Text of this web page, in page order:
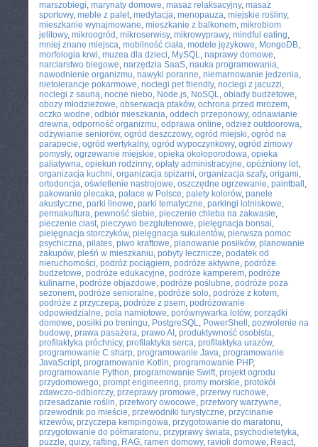
marszobiegi, marynaty domowe, masaż relaksacyjny, masaż
sportowy, meble z palet, medytacja, menopauza, miejskie rośliny,
mieszkanie wynajmowane, mieszkanie z balkonem, mikrobiom
jelitowy, mikroogród , mikroserwisy, mikrowyprawy, mindful eating,
mniej znane miejsca, mobilność ciała, modele językowe, MongoDB,
morfologia krwi, muzea dla dzieci, MySQL, naprawy domowe,
narciarstwo biegowe, narzędzia SaaS, nauka programowania,
nawodnienie organizmu, nawyki poranne, niemarnowanie jedzenia,
nietolerancje pokarmowe, noclegi pet friendly, noclegi z jacuzzi,
noclegi z sauną, nocne niebo, Node.js, NoSQL, obiady budżetowe,
obozy młodzieżowe, obserwacja ptaków, ochrona przed mrozem,
oczko wodne, odbiór mieszkania, oddech przeponowy, odnawianie
drewna, odporność organizmu, odprawa online, odzież outdoorowa,
odżywianie seniorów, ogród deszczowy, ogród miejski, ogród na
parapecie, ogród wertykalny, ogród wypoczynkowy, ogród zimowy
pomysły, ogrzewanie miejskie, opieka okołoporodowa, opieka
paliatywna, opiekun rodzinny, opłaty administracyjne, opóźniony lot,
organizacja kuchni, organizacja spiżarni, organizacja szafy, origami,
ortodoncja, oświetlenie nastrojowe, oszczędne ogrzewanie, paintball ,
pakowanie plecaka, pałace w Polsce, palety kolorów, panele
akustyczne, parki linowe, parki tematyczne, parkingi lotniskowe,
permakultura, pewność siebie, pieczenie chleba na zakwasie,
pieczenie ciast, pieczywo bezglutenowe, pielęgnacja bonsai,
pielęgnacja storczyków, pielęgnacja sukulentów, pierwsza pomoc
psychiczna, pilates, piwo kraftowe, planowanie posiłków, planowanie
zakupów, pleśń w mieszkaniu, pobyty lecznicze, podatek od
nieruchomości, podróż pociągiem, podróże aktywne, podróże
budżetowe, podróże edukacyjne, podróże kamperem, podróże
kulinarne, podróże objazdowe, podróże poślubne, podróże poza
sezonem, podróże senioralne, podróże solo, podróże z kotem,
podróże z przyczepą, podróże z psem, podróżowanie
odpowiedzialne, pola namiotowe, porównywarka lotów, porządki
domowe, posiłki po treningu, PostgreSQL, PowerShell , pozwolenie na
budowę, prawa pasażera, prawo AI , produktywność osobista,
profilaktyka próchnicy, profilaktyka serca, profilaktyka urazów,
programowanie C sharp, programowanie Java, programowanie
JavaScript, programowanie Kotlin, programowanie PHP,
programowanie Python, programowanie Swift, projekt ogrodu
przydomowego, prompt engineering, promy morskie, protokół
zdawczo-odbiorczy, przeprawy promowe, przerwy ruchowe,
przesadzanie roślin, przetwory owocowe, przetwory warzywne,
przewodnik po mieście, przewodniki turystyczne, przycinanie
krzewów, przyczepa kempingowa, przygotowanie do maratonu,
przygotowanie do półmaratonu, przyprawy świata, psychodietetyka,
puzzle, quizy, rafting, RAG, ramen domowy, ravioli domowe, React,